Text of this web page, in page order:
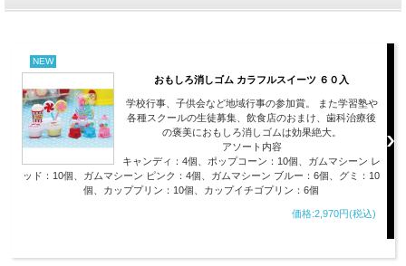
NEW
おもしろ消しゴム カラフルスイーツ ６０入
学校行事、子供会など地域行事の参加賞。 また学習塾や
各種スクールの生徒募集、飲食店のおまけ、歯科治療後
の褒美におもしろ消しゴムは効果絶大。
アソート内容
キャンディ：4個、ポップコーン：10個、ガムマシーン レ
ッド：10個、ガムマシーン ピンク：4個、ガムマシーン ブルー：6個、グミ：10
個、カッププリン：10個、カップイチゴプリン：6個
価格:2,970円(税込)